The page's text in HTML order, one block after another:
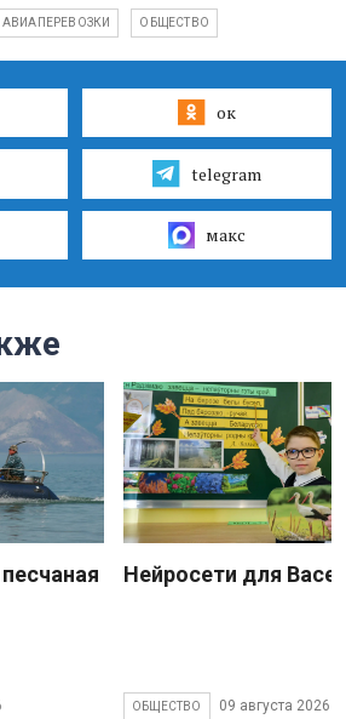
АВИАПЕРЕВОЗКИ ОБЩЕСТВО
ок
telegram
макс
Нейросети для
ОБЩЕСТВО 09 августа 2026